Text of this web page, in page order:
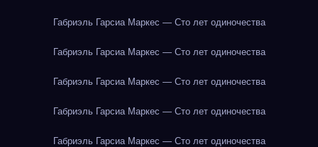
Габриэль Гарсиа Маркес — Сто лет одиночества
Габриэль Гарсиа Маркес — Сто лет одиночества
Габриэль Гарсиа Маркес — Сто лет одиночества
Габриэль Гарсиа Маркес — Сто лет одиночества
Габриэль Гарсиа Маркес — Сто лет одиночества